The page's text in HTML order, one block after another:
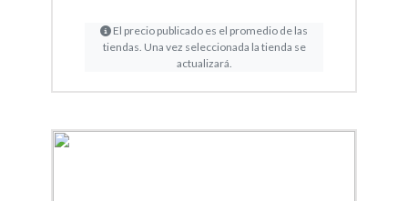
El precio publicado es el promedio de las
tiendas. Una vez seleccionada la tienda se
actualizará.